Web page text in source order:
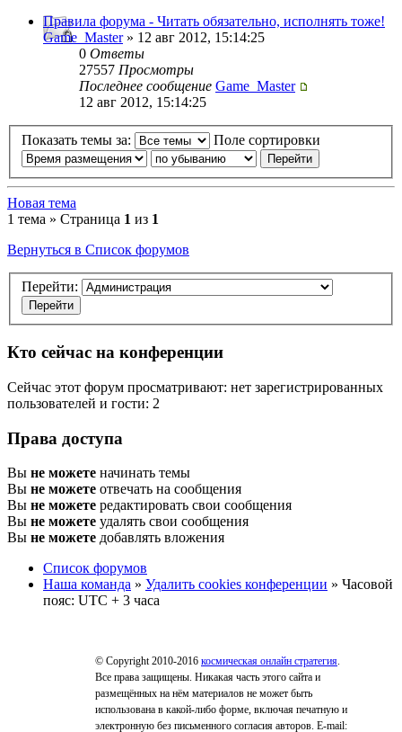
Правила форума - Читать обязательно, исполнять тоже!
Game_Master» 12 авг 2012, 15:14:25
0 Ответы
27557 Просмотры
Последнее сообщение Game_Master
12 авг 2012, 15:14:25
Показать темы за: Поле сортировки
Новая тема
1 тема » Страница 1 из 1
Вернуться в Список форумов
Перейти:
Кто сейчас на конференции
Сейчас этот форум просматривают: нет зарегистрированных
пользователей и гости: 2
Права доступа
Вы не можете начинать темы
Вы не можете отвечать на сообщения
Вы не можете редактировать свои сообщения
Вы не можете удалять свои сообщения
Вы не можете добавлять вложения
Список форумов
Наша команда » Удалить cookies конференции » Часовой
пояс: UTC + 3 часа
© Copyright 2010-2016 космическая онлайн стратегия.
Все права защищены. Никакая часть этого сайта и
размещённых на нём материалов не может быть
использована в какой-либо форме, включая печатную и
электронную без письменного согласия авторов. E-mail: